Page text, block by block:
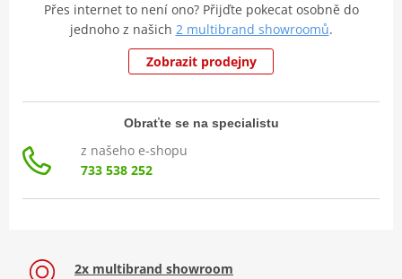
Přes internet to není ono? Přijďte pokecat osobně do
jednoho z našich 2 multibrand showroomů.
Zobrazit prodejny
Obraťte se na specialistu
z našeho e-shopu
733 538 252
2x multibrand showroom